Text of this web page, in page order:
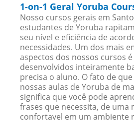
1-on-1 Geral Yoruba
Nosso cursos gerais em
estudantes de Yoruba
seu nível e eficiência de
necessidades. Um dos mais
aspectos dos nossos cursos
desenvolvidos inteiramente
precisa o aluno. O fato de
nossas aulas de Yoruba de
significa que você pode
frases que necessita, de uma
confortavel em um ambiente